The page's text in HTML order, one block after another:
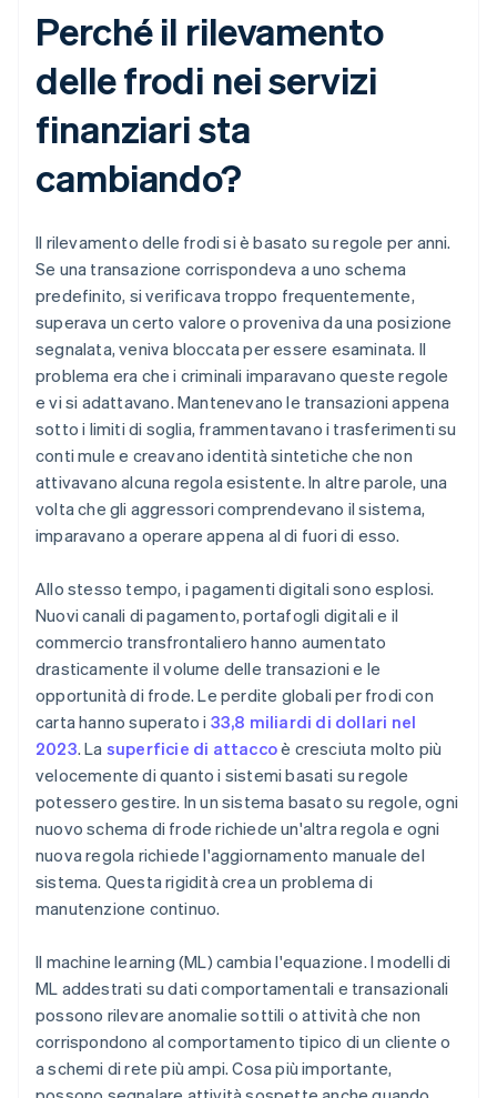
Perché il rilevamento
delle frodi nei servizi
finanziari sta
cambiando?
Il rilevamento delle frodi si è basato su regole per anni.
Se una transazione corrispondeva a uno schema
predefinito, si verificava troppo frequentemente,
superava un certo valore o proveniva da una posizione
segnalata, veniva bloccata per essere esaminata. Il
problema era che i criminali imparavano queste regole
e vi si adattavano. Mantenevano le transazioni appena
sotto i limiti di soglia, frammentavano i trasferimenti su
conti mule e creavano identità sintetiche che non
attivavano alcuna regola esistente. In altre parole, una
volta che gli aggressori comprendevano il sistema,
imparavano a operare appena al di fuori di esso.
Allo stesso tempo, i pagamenti digitali sono esplosi.
Nuovi canali di pagamento, portafogli digitali e il
commercio transfrontaliero hanno aumentato
drasticamente il volume delle transazioni e le
opportunità di frode. Le perdite globali per frodi con
carta hanno superato i 33,8 miliardi di dollari nel
2023. La superficie di attaccoè cresciuta molto più
velocemente di quanto i sistemi basati su regole
potessero gestire. In un sistema basato su regole, ogni
nuovo schema di frode richiede un'altra regola e ogni
nuova regola richiede l'aggiornamento manuale del
sistema. Questa rigidità crea un problema di
manutenzione continuo.
Il machine learning (ML) cambia l'equazione. I modelli di
ML addestrati su dati comportamentali e transazionali
possono rilevare anomalie sottili o attività che non
corrispondono al comportamento tipico di un cliente o
a schemi di rete più ampi. Cosa più importante,